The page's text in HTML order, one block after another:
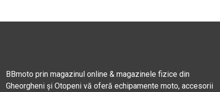
BBmoto prin magazinul online & magazinele fizice din
Gheorgheni și Otopeni vă oferă echipamente moto, accesorii